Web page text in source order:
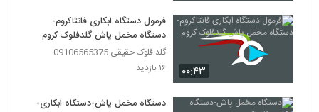
۰۰:۴۳
فرمول دستگاه ابکاری فانتاکروم-
دستگاه مخمل پاش گلدفلوک کروم
گلد فلوک حقیقی 09106565375
۱۶ بازدید
دستگاه مخمل پاش-دستگاه ابکاری-